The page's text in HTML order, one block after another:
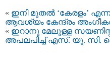
« ഇനി മുതൽ ‘കേരളം’
ആവശ്യം കേന്ദ്രം
« ഇറാനു മേലുള്ള
അപലപിച്ച് എസ്‌. യു. സി.